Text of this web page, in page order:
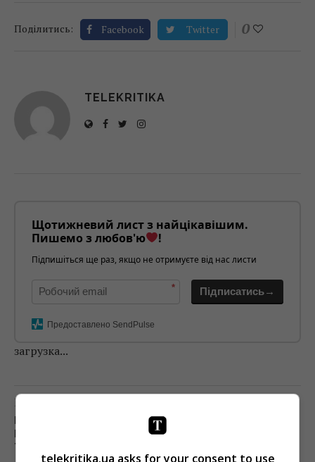
Поділитись: Facebook Twitter 0
TELEKRITIKA
Щотижневий лист з найцікавішим.
Пишемо з любов'ю
!
Підпишіться ще раз, якщо не отримуєте від нас листи
* Підписатись→
Предоставлено SendPulse
загрузка...
Попередня стаття
МІНКУЛЬТУРИ ПРОДОВЖУЄ КОНКУРС НА
ПОСАДУ ГЕНДИРЕКТОРА ДИРЕКТОРАТУ МЕДІА
ТА ІНФОРМПОЛІТИКИ
telekritika.ua asks for your consent to use